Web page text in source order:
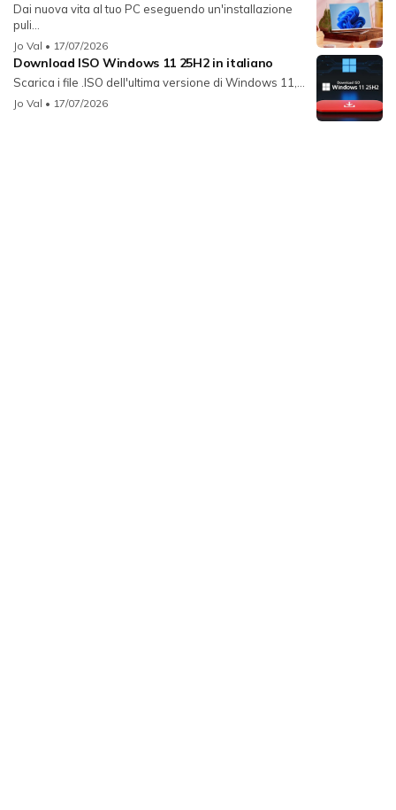
Dai nuova vita al tuo PC eseguendo un'installazione
puli...
Jo Val • 17/07/2026
Download ISO Windows 11 25H2 in italiano
Scarica i file .ISO dell'ultima versione di Windows 11,...
Jo Val • 17/07/2026